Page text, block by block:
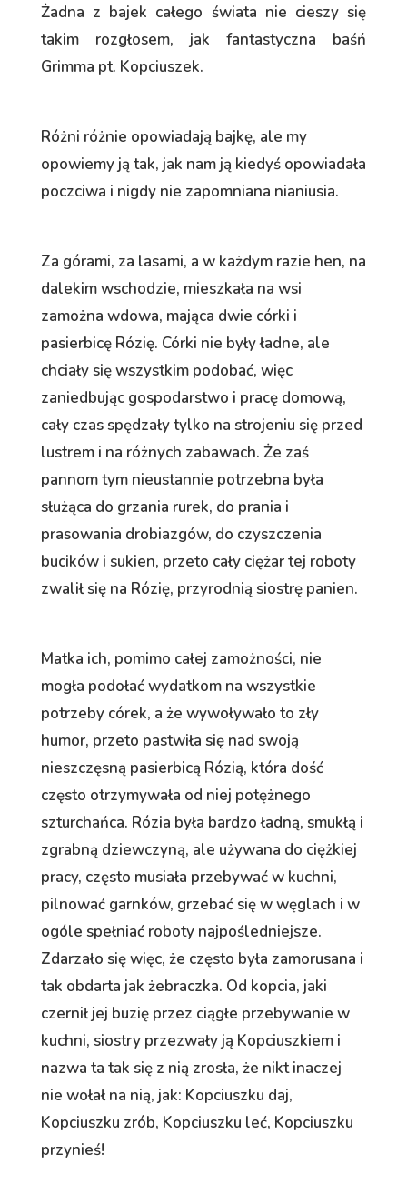
Żadna z bajek całego świata nie cieszy się
takim rozgłosem, jak fantastyczna baśń
Grimma pt. Kopciuszek.
Różni różnie opowiadają bajkę, ale my
opowiemy ją tak, jak nam ją kiedyś opowiadała
poczciwa i nigdy nie zapomniana nianiusia.
Za górami, za lasami, a w każdym razie hen, na
dalekim wschodzie, mieszkała na wsi
zamożna wdowa, mająca dwie córki i
pasierbicę Rózię. Córki nie były ładne, ale
chciały się wszystkim podobać, więc
zaniedbując gospodarstwo i pracę domową,
cały czas spędzały tylko na strojeniu się przed
lustrem i na różnych zabawach. Że zaś
pannom tym nieustannie potrzebna była
służąca do grzania rurek, do prania i
prasowania drobiazgów, do czyszczenia
bucików i sukien, przeto cały ciężar tej roboty
zwalił się na Rózię, przyrodnią siostrę panien.
Matka ich, pomimo całej zamożności, nie
mogła podołać wydatkom na wszystkie
potrzeby córek, a że wywoływało to zły
humor, przeto pastwiła się nad swoją
nieszczęsną pasierbicą Rózią, która dość
często otrzymywała od niej potężnego
szturchańca. Rózia była bardzo ładną, smukłą i
zgrabną dziewczyną, ale używana do ciężkiej
pracy, często musiała przebywać w kuchni,
pilnować garnków, grzebać się w węglach i w
ogóle spełniać roboty najpośledniejsze.
Zdarzało się więc, że często była zamorusana i
tak obdarta jak żebraczka. Od kopcia, jaki
czernił jej buzię przez ciągłe przebywanie w
kuchni, siostry przezwały ją Kopciuszkiem i
nazwa ta tak się z nią zrosła, że nikt inaczej
nie wołał na nią, jak: Kopciuszku daj,
Kopciuszku zrób, Kopciuszku leć, Kopciuszku
przynieś!